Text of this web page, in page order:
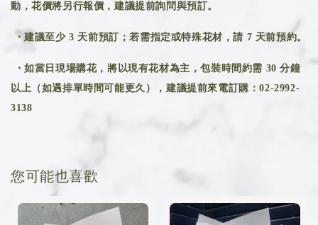
動，花價將另行報價，建議提前詢問與預訂。
・建議至少 3 天前預訂；若需指定或特殊花材，請 7 天前預約。
・如當日現場購花，將以現有花材為主，包裝時間約需 30 分鐘
以上（如遇排單時間可能更久），建議提前來電訂購：02-2992-
3138
您可能也喜歡